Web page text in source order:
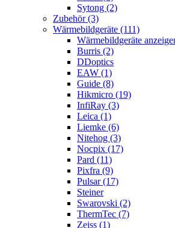
Sytong (2)
Zubehör (3)
Wärmebildgeräte (111)
Wärmebildgeräte
Burris (2)
DDoptics
EAW (1)
Guide (8)
Hikmicro (19)
InfiRay (3)
Leica (1)
Liemke (6)
Nitehog (3)
Nocpix (17)
Pard (11)
Pixfra (9)
Pulsar (17)
Steiner
Swarovski (2)
ThermTec (7)
Zeiss (1)